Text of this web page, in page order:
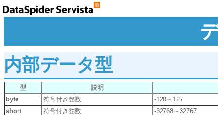
内部データ型
型
説明
byte
符号付き整数
-128～127
short
符号付き整数
-32768～32767